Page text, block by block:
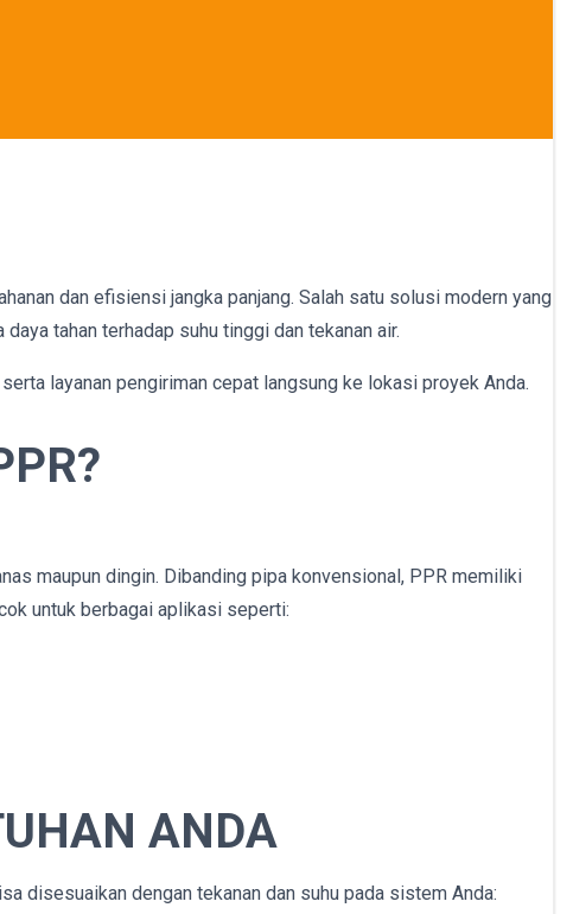
dan efisiensi jangka panjang. Salah satu solusi modern yang
tahan terhadap suhu tinggi dan tekanan air.
layanan pengiriman cepat langsung ke lokasi proyek Anda.
maupun dingin. Dibanding pipa konvensional, PPR memiliki
untuk berbagai aplikasi seperti:
ANDA
disesuaikan dengan tekanan dan suhu pada sistem Anda: